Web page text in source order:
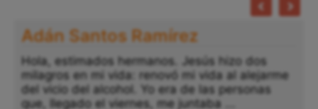
Adán Santos Ramírez
Hola, estimados hermanos. Jesús hizo dos
milagros en mi vida: renovó mi vida al alejarme
del vicio del alcohol. Yo era de las personas
que, llegado el viernes, me juntaba ...